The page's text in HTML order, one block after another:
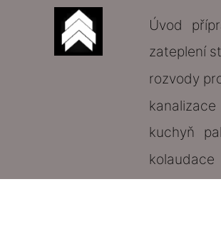
Úvod
zateplení
rozvody
kanalizace
kuchyň
kolaudace